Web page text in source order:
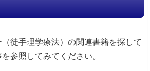
徒手理学療法）の関連書籍を探して
参照してみてください。